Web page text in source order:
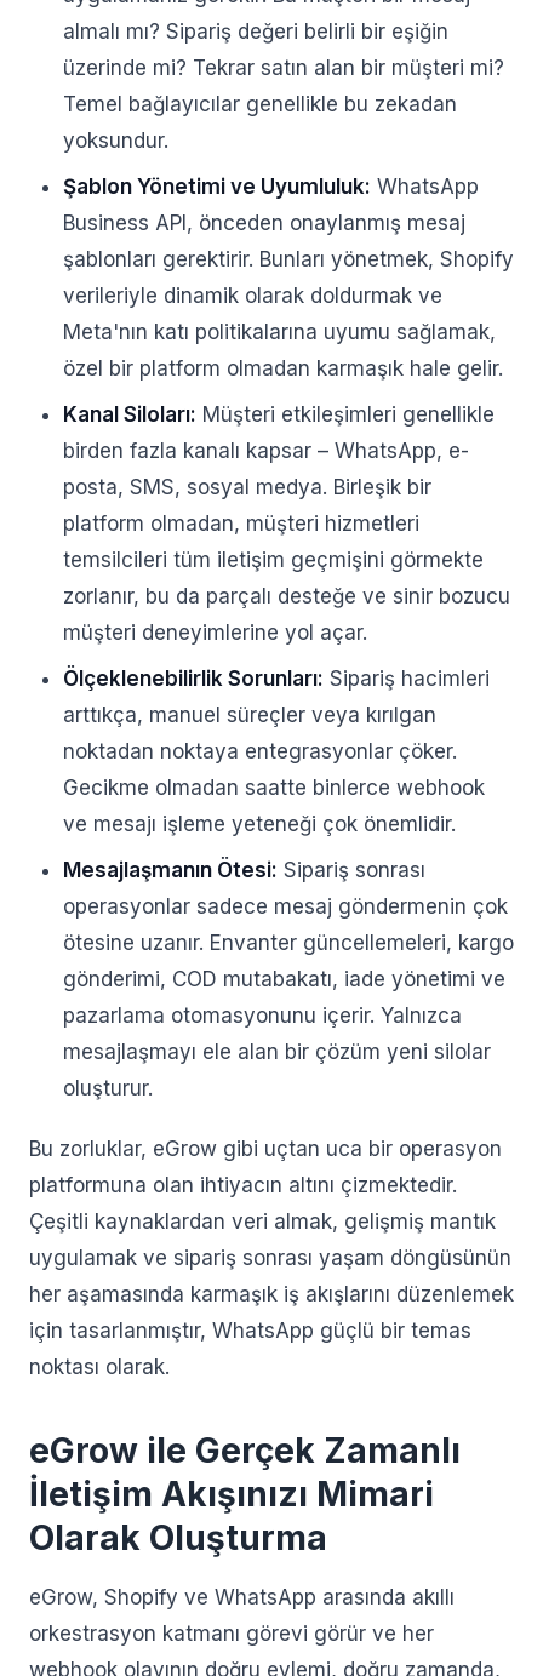
almalı mı? Sipariş değeri belirli bir eşiğin
üzerinde mi? Tekrar satın alan bir müşteri mi?
Temel bağlayıcılar genellikle bu zekadan
yoksundur.
Şablon Yönetimi ve Uyumluluk: WhatsApp
Business API, önceden onaylanmış mesaj
şablonları gerektirir. Bunları yönetmek, Shopify
verileriyle dinamik olarak doldurmak ve
Meta'nın katı politikalarına uyumu sağlamak,
özel bir platform olmadan karmaşık hale gelir.
Kanal Siloları: Müşteri etkileşimleri genellikle
birden fazla kanalı kapsar – WhatsApp, e-
posta, SMS, sosyal medya. Birleşik bir
platform olmadan, müşteri hizmetleri
temsilcileri tüm iletişim geçmişini görmekte
zorlanır, bu da parçalı desteğe ve sinir bozucu
müşteri deneyimlerine yol açar.
Ölçeklenebilirlik Sorunları: Sipariş hacimleri
arttıkça, manuel süreçler veya kırılgan
noktadan noktaya entegrasyonlar çöker.
Gecikme olmadan saatte binlerce webhook
ve mesajı işleme yeteneği çok önemlidir.
Mesajlaşmanın Ötesi: Sipariş sonrası
operasyonlar sadece mesaj göndermenin çok
ötesine uzanır. Envanter güncellemeleri, kargo
gönderimi, COD mutabakatı, iade yönetimi ve
pazarlama otomasyonunu içerir. Yalnızca
mesajlaşmayı ele alan bir çözüm yeni silolar
oluşturur.
Bu zorluklar, eGrow gibi uçtan uca bir operasyon
platformuna olan ihtiyacın altını çizmektedir.
Çeşitli kaynaklardan veri almak, gelişmiş mantık
uygulamak ve sipariş sonrası yaşam döngüsünün
her aşamasında karmaşık iş akışlarını düzenlemek
için tasarlanmıştır, WhatsApp güçlü bir temas
noktası olarak.
eGrow ile Gerçek Zamanlı
İletişim Akışınızı Mimari
Olarak Oluşturma
eGrow, Shopify ve WhatsApp arasında akıllı
orkestrasyon katmanı görevi görür ve her
webhook olayının doğru eylemi, doğru zamanda,